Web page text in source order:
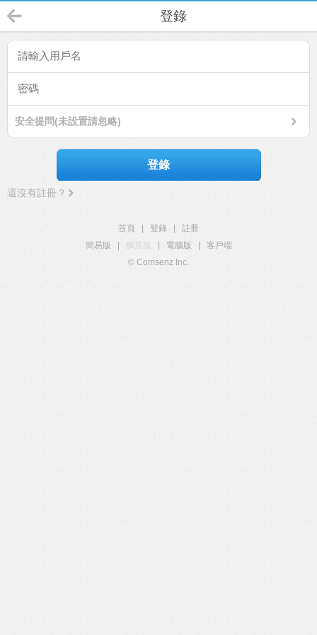
登錄
安全提問(未設置請忽略)
登錄
還沒有註冊？
首頁 登錄
註冊
簡易版
觸屏版 電腦版
客戶端
© Comsenz Inc.